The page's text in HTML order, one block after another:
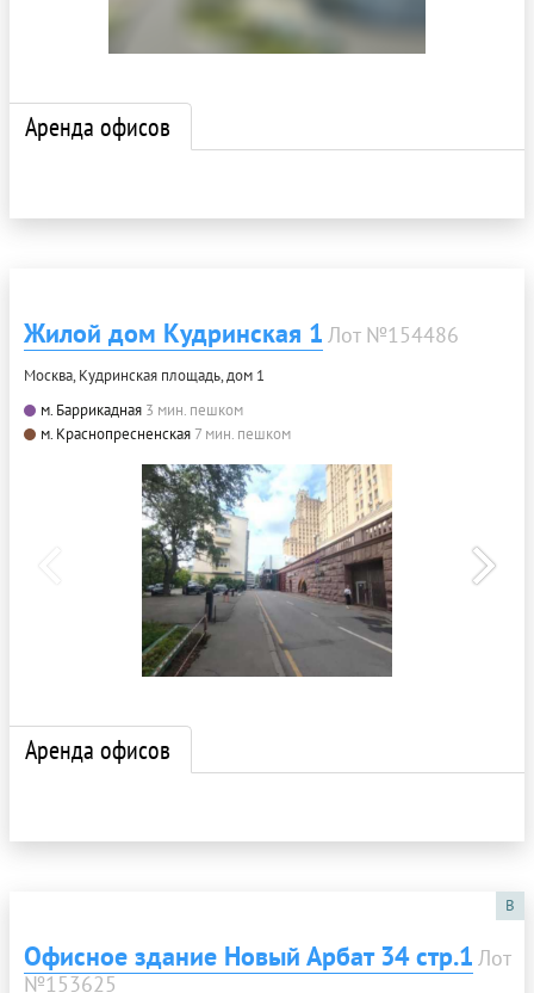
Аренда офисов
Жилой дом Кудринская 1 Лот №154486
Москва, Кудринская площадь, дом 1
м. Баррикадная 3 мин. пешком
м. Краснопресненская 7 мин. пешком
Аренда офисов
B
Офисное здание Новый Арбат 34 стр.1 Лот
№153625